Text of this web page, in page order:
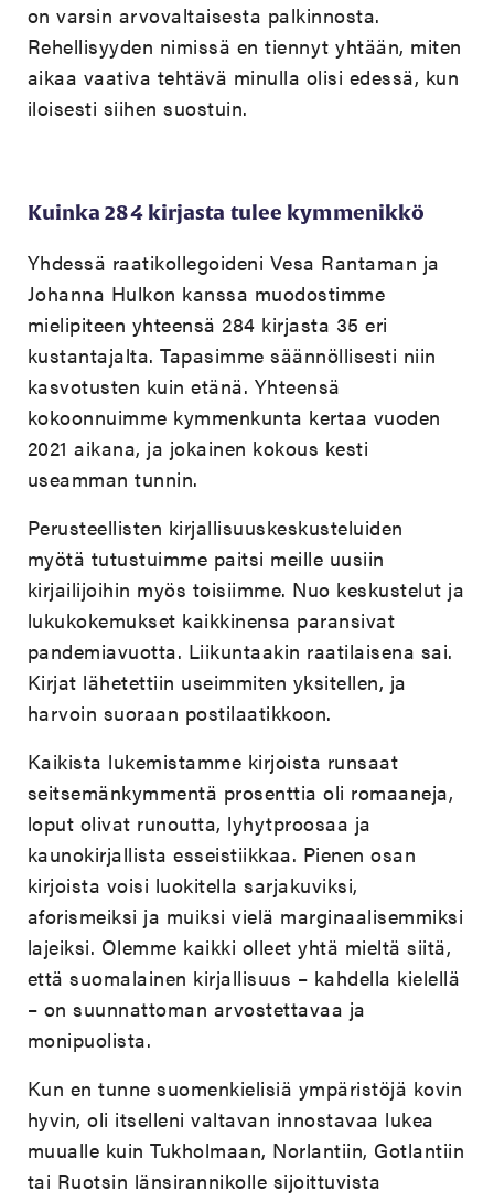
on varsin arvovaltaisesta palkinnosta.
Rehellisyyden nimissä en tiennyt yhtään, miten
aikaa vaativa tehtävä minulla olisi edessä, kun
iloisesti siihen suostuin.
Kuinka 284 kirjasta tulee kymmenikkö
Yhdessä raatikollegoideni Vesa Rantaman ja
Johanna Hulkon kanssa muodostimme
mielipiteen yhteensä 284 kirjasta 35 eri
kustantajalta. Tapasimme säännöllisesti niin
kasvotusten kuin etänä. Yhteensä
kokoonnuimme kymmenkunta kertaa vuoden
2021 aikana, ja jokainen kokous kesti
useamman tunnin.
Perusteellisten kirjallisuuskeskusteluiden
myötä tutustuimme paitsi meille uusiin
kirjailijoihin myös toisiimme. Nuo keskustelut ja
lukukokemukset kaikkinensa paransivat
pandemiavuotta. Liikuntaakin raatilaisena sai.
Kirjat lähetettiin useimmiten yksitellen, ja
harvoin suoraan postilaatikkoon.
Kaikista lukemistamme kirjoista runsaat
seitsemänkymmentä prosenttia oli romaaneja,
loput olivat runoutta, lyhytproosaa ja
kaunokirjallista esseistiikkaa. Pienen osan
kirjoista voisi luokitella sarjakuviksi,
aforismeiksi ja muiksi vielä marginaalisemmiksi
lajeiksi. Olemme kaikki olleet yhtä mieltä siitä,
että suomalainen kirjallisuus – kahdella kielellä
– on suunnattoman arvostettavaa ja
monipuolista.
Kun en tunne suomenkielisiä ympäristöjä kovin
hyvin, oli itselleni valtavan innostavaa lukea
muualle kuin Tukholmaan, Norlantiin, Gotlantiin
tai Ruotsin länsirannikolle sijoittuvista